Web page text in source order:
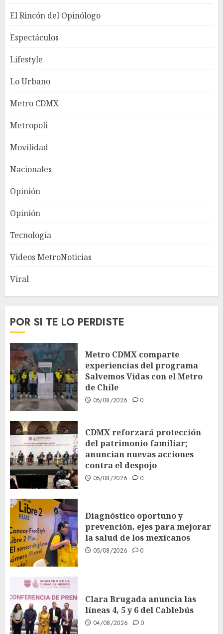
El Rincón del Opinólogo
Espectáculos
Lifestyle
Lo Urbano
Metro CDMX
Metropoli
Movilidad
Nacionales
Opinión
Opinión
Tecnología
Videos MetroNoticias
Viral
POR SI TE LO PERDISTE
Metro CDMX comparte
experiencias del programa
Salvemos Vidas con el Metro
de Chile
05/08/2026 0
CDMX reforzará protección
del patrimonio familiar;
anuncian nuevas acciones
contra el despojo
05/08/2026 0
Diagnóstico oportuno y
prevención, ejes para mejorar
la salud de los mexicanos
05/08/2026 0
Clara Brugada anuncia las
líneas 4, 5 y 6 del Cablebús
04/08/2026 0